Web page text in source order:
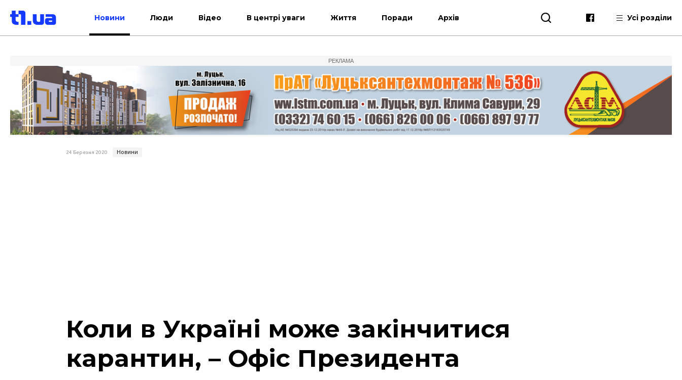
Новини Люди Відео В центрі уваги Життя Поради Архів Усі розділи
РЕКЛАМА
24 Березня 2020 Новини
Коли в Україні може закінчитися
карантин, – Офіс Президента